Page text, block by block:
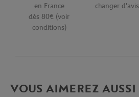
en France
dès 80€ (voir
conditions)
changer d'avis
VOUS AIMEREZ AUSSI